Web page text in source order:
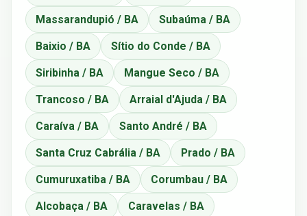
Massarandupió / BA Subaúma / BA
Baixio / BA Sítio do Conde / BA
Siribinha / BA Mangue Seco / BA
Trancoso / BA Arraial d'Ajuda / BA
Caraíva / BA Santo André / BA
Santa Cruz Cabrália / BA Prado / BA
Cumuruxatiba / BA Corumbau / BA
Alcobaça / BA Caravelas / BA